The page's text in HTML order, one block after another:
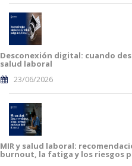
Desconexión digital: cuando
salud laboral
23/06/2026
MIR y salud laboral:
burnout, la fatiga y los riesgos